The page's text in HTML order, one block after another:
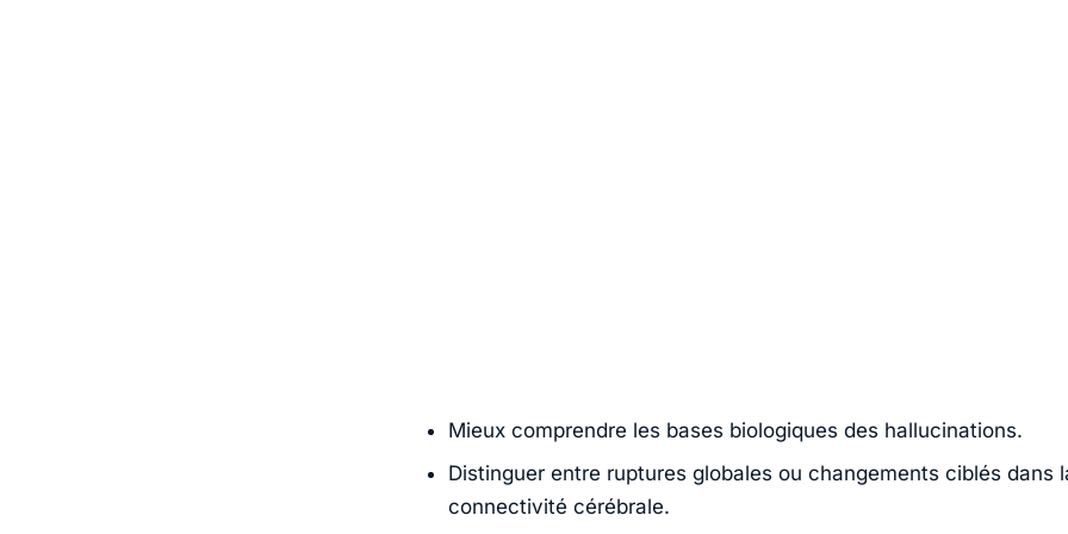
Mieux comprendre les bases biologiques des hallucinations.
Distinguer entre ruptures globales ou changements ciblés dans
connectivité cérébrale.